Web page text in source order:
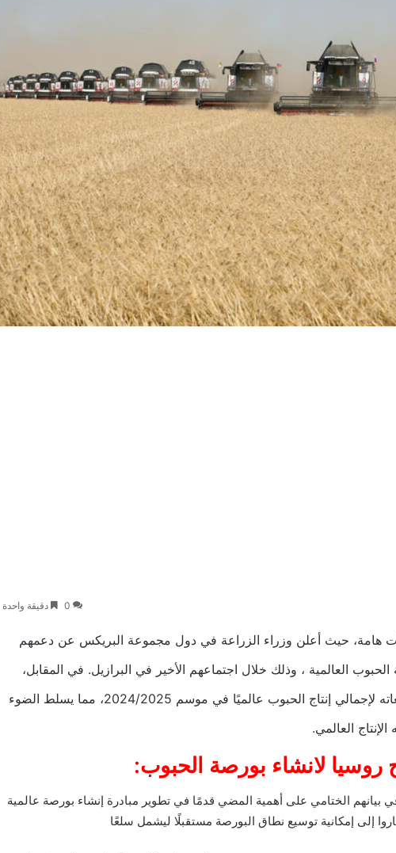
0 دقيقة واحدة
هامة، حيث أعلن وزراء الزراعة في دول مجموعة البريكس عن دعمهم
العالمية ، وذلك خلال اجتماعهم الأخير في البرازيل. في المقابل،
خفض مجلس الحبوب العالمي توقعاته لإجمالي إنتاج الحبوب عالميًا في موسم 2024/2025، مما يسلط الضوء
العالمي.
روسيا لانشاء بورصة الحبوب:
بيانهم الختامي على أهمية المضي قدمًا في تطوير مبادرة إنشاء بورصة عالمية
إلى إمكانية توسيع نطاق البورصة مستقبلًا ليشمل سلعًا